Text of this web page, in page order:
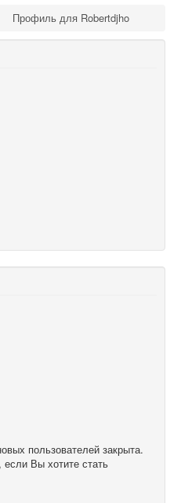
Профиль для Robertdjho
пользователей закрыта.
если Вы хотите стать